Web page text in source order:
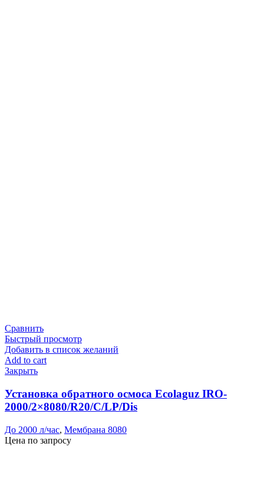
Сравнить
Быстрый просмотр
Добавить в список желаний
Add to cart
Закрыть
Установка обратного осмоса Ecolaguz IRO-
2000/2×8080/R20/C/LP/Dis
До 2000 л/час, Мембрана 8080
Цена по запросу